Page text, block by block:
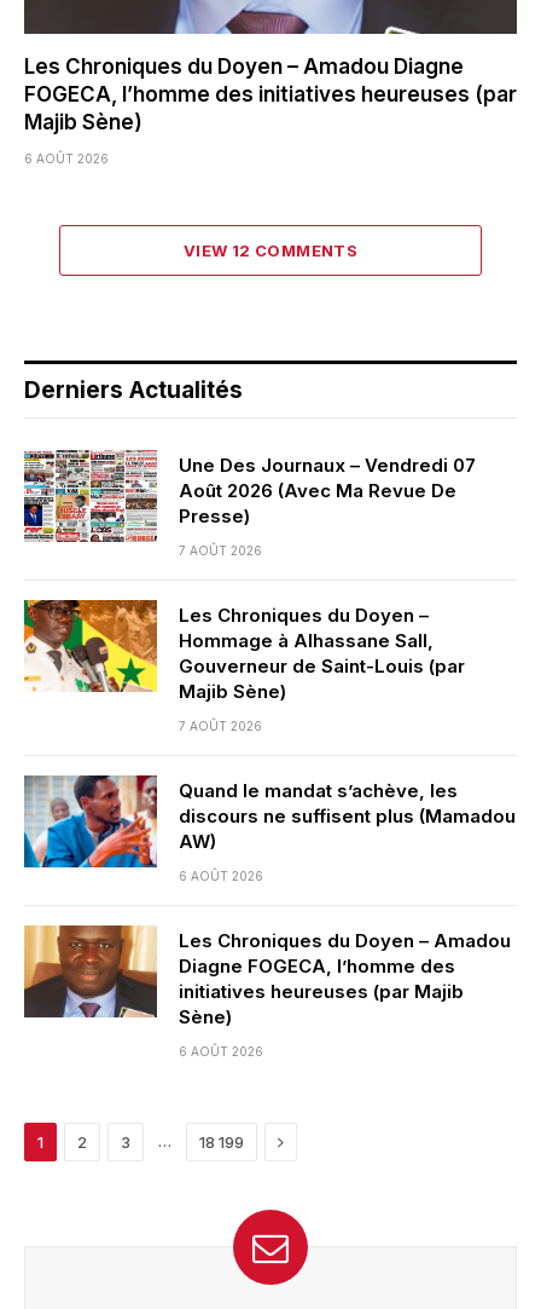
Les Chroniques du Doyen – Amadou Diagne
FOGECA, l’homme des initiatives heureuses (par
Majib Sène)
6 AOÛT 2026
VIEW 12 COMMENTS
Derniers Actualités
Une Des Journaux – Vendredi 07
Août 2026 (Avec Ma Revue De
Presse)
7 AOÛT 2026
Les Chroniques du Doyen –
Hommage à Alhassane Sall,
Gouverneur de Saint-Louis (par
Majib Sène)
7 AOÛT 2026
Quand le mandat s’achève, les
discours ne suffisent plus (Mamadou
AW)
6 AOÛT 2026
Les Chroniques du Doyen – Amadou
Diagne FOGECA, l’homme des
initiatives heureuses (par Majib
Sène)
6 AOÛT 2026
1 2 3 … 18 199 Next